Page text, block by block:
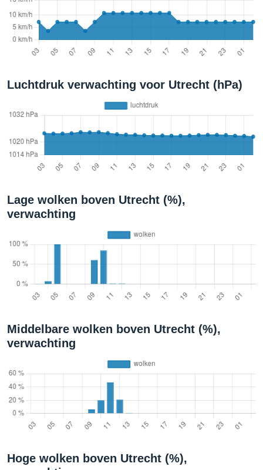
Luchtdruk verwachting voor Utrecht (hPa)
Lage wolken boven Utrecht (%),
verwachting
Middelbare wolken boven Utrecht (%),
verwachting
Hoge wolken boven Utrecht (%),